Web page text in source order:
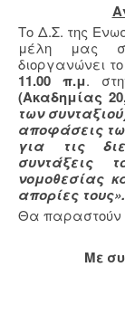
Το Δ.Σ. της
μέλη μας
διοργανώνει το
11.00 π.μ.
(Ακαδημίας
των
αποφάσεις
για τις
συντάξεις
νομοθεσίας
απορίες τους».
Θα παραστούν
Με